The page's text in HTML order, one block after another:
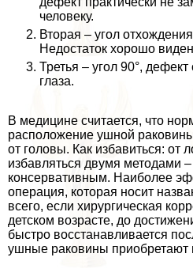
человеку.
Вторая – угол
Недостаток хорошо
Третья – угол 90°,
глаза.
В медицине считается, что
расположение ушной
от головы. Как избавиться: от
избавляться двумя методами
консервативным. Наиболее
операция, которая носит
всего, если хирургическая
детском возрасте, до
быстро восстанавливается
ушные paковины приобретают